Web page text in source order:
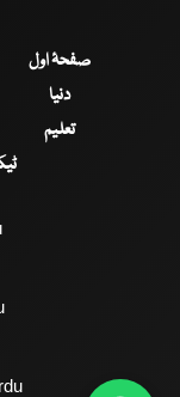
صفحۂ اول
دنیا
تعلیم